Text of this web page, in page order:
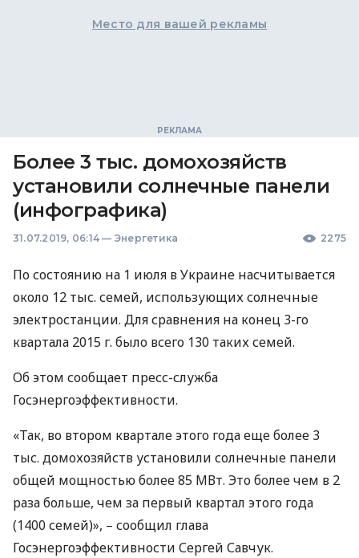
Место для вашей рекламы
Более 3 тыс. домохозяйств
установили солнечные панели
(инфографика)
31.07.2019, 06:14 — Энергетика 2275
По состоянию на 1 июля в Украине насчитывается
около 12 тыс. семей, использующих солнечные
электростанции. Для сравнения на конец 3-го
квартала 2015 г. было всего 130 таких семей.
Об этом сообщает пресс-служба
Госэнергоэффективности.
«Так, во втором квартале этого года еще более 3
тыс. домохозяйств установили солнечные панели
общей мощностью более 85 МВт. Это более чем в 2
раза больше, чем за первый квартал этого года
(1400 семей)», – сообщил глава
Госэнергоэффективности Сергей Савчук.